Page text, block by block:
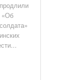
«Об